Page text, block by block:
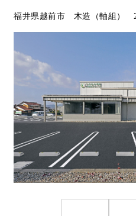
福井県越前市 木造（軸組）